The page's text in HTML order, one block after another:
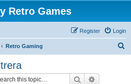
Retro Games
Login
Register
Retro Gaming
Search